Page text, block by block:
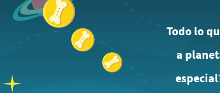
Todo lo
a